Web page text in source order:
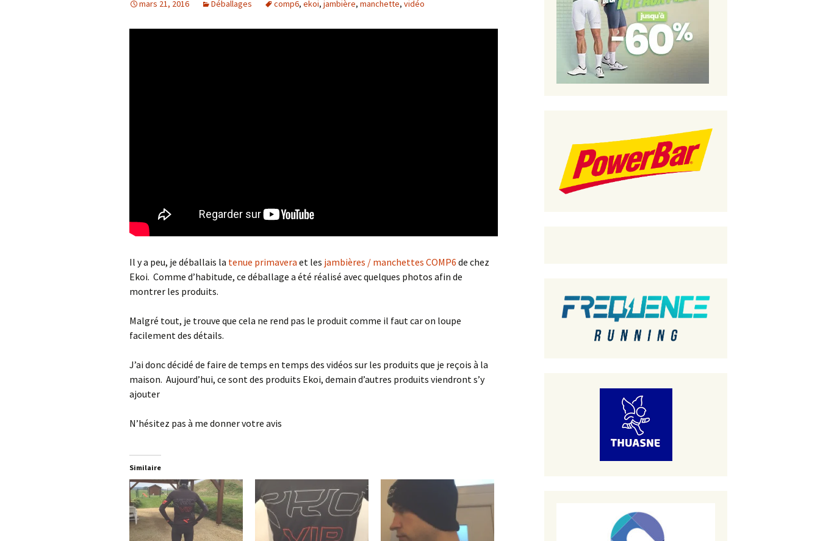
Comptes Rendus
mars 21, 2016 Déballages comp6, ekoi, jambière, manchette, vidéo
Il y a peu, je déballais la tenue primavera et les jambières / manchettes COMP6 de chez
Ekoi. Comme d’habitude, ce déballage a été réalisé avec quelques photos afin de
montrer les produits.
Malgré tout, je trouve que cela ne rend pas le produit comme il faut car on loupe
facilement des détails.
J’ai donc décidé de faire de temps en temps des vidéos sur les produits que je reçois à la
maison. Aujourd’hui, ce sont des produits Ekoi, demain d’autres produits viendront s’y
ajouter
N’hésitez pas à me donner votre avis
Similaire